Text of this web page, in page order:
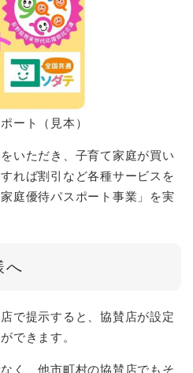
ート（見本）
いただき、子育て家庭が買い
れば割引など各種サービスを
庭優待パスポート事業」を実
へ
で提示すると、協賛店が設定
できます。
く、他市町村の協賛店でもそ